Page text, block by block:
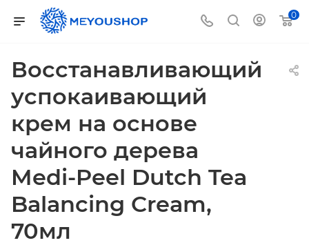
0
Восстанавливающий
успокаивающий
крем на основе
чайного дерева
Medi-Peel Dutch Tea
Balancing Cream,
70мл